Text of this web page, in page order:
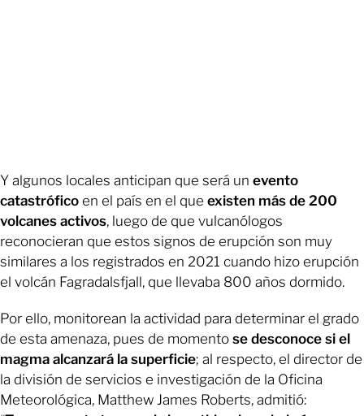
Y algunos locales anticipan que será un evento
catastrófico en el país en el que existen más de 200
volcanes activos, luego de que vulcanólogos
reconocieran que estos signos de erupción son muy
similares a los registrados en 2021 cuando hizo erupción
el volcán Fagradalsfjall, que llevaba 800 años dormido.
Por ello, monitorean la actividad para determinar el grado
de esta amenaza, pues de momento se desconoce si el
magma alcanzará la superficie; al respecto, el director de
la división de servicios e investigación de la Oficina
Meteorológica, Matthew James Roberts, admitió: